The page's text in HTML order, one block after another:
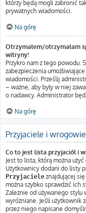
którzy będą mogli zabronić
prywatnych wiadomości.
Na górę
Otrzymałem/otrzymałam
witryny!
Przykro nam z tego powodu.
zabezpieczenia
wiadomości. Prześlij
– ważne, aby były w niej
o nadawcy. Administrator
Na górę
Przyjaciele i wrogowie
Co to jest lista przyjaciół i
Jest to lista, którą można
Użytkownicy dodani do listy
Przyjaciele znajdującej
można szybko sprawdzić ich
Zależnie od używanego
wyróżniane. Jeśli użytkownik
przez niego napisane